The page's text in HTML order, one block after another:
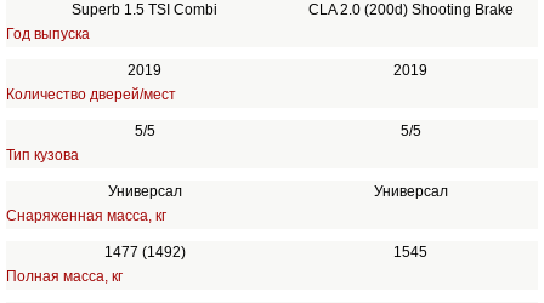
Superb 1.5 TSI Combi
CLA 2.0 (200d) Shooting Brake
Год выпуска
2019
2019
Количество дверей/мест
5/5
5/5
Тип кузова
Универсал
Универсал
Снаряженная масса, кг
1477 (1492)
1545
Полная масса, кг